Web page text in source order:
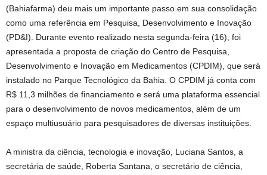
(Bahiafarma) deu mais um importante passo em sua consolidação
como uma referência em Pesquisa, Desenvolvimento e Inovação
(PD&I). Durante evento realizado nesta segunda-feira (16), foi
apresentada a proposta de criação do Centro de Pesquisa,
Desenvolvimento e Inovação em Medicamentos (CPDIM), que será
instalado no Parque Tecnológico da Bahia. O CPDIM já conta com
R$ 11,3 milhões de financiamento e será uma plataforma essencial
para o desenvolvimento de novos medicamentos, além de um
espaço multiusuário para pesquisadores de diversas instituições.
A ministra da ciência, tecnologia e inovação, Luciana Santos, a
secretária de saúde, Roberta Santana, o secretário de ciência,